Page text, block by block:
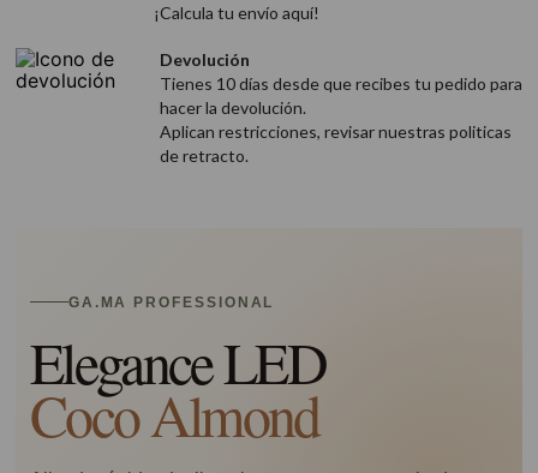
¡Calcula tu envío aquí!
Devolución
Tienes 10 días desde que recibes tu pedido para
hacer la devolución.
Aplican restricciones, revisar nuestras politicas
de retracto.
GA.MA PROFESSIONAL
Elegance LED
Coco Almond